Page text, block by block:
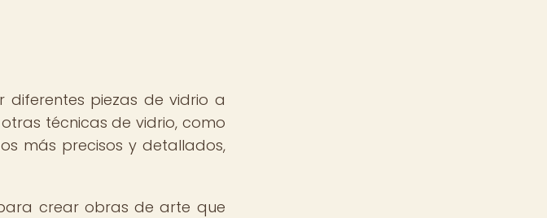
diferentes piezas de vidrio a
técnicas de vidrio, como
más precisos y detallados,
crear obras de arte que